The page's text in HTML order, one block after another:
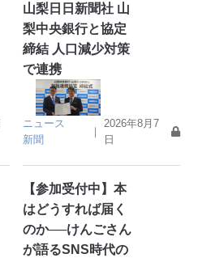
山梨日日新聞社 山
梨中央銀行と協定
締結 人口減少対策
で連携
ニュース
新聞
｜
2026年8月7
日
【参加受付中】本
はどうすれば届く
のか──けんごさん
が語るSNS時代の